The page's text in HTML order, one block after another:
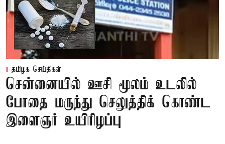
தமிழக செய்திகள்
சென்னையில் ஊசி மூலம் உடலில்
போதை மருந்து செலுத்திக் கொண்ட
இளைஞர் உயிரிழப்பு